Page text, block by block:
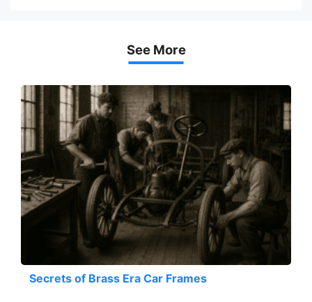
See More
Secrets of Brass Era Car Frames